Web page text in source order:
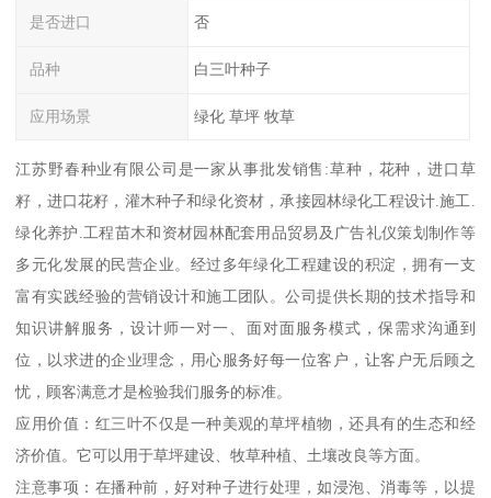
是否进口 否
品种 白三叶种子
应用场景 绿化 草坪 牧草
江苏野春种业有限公司是一家从事批发销售:草种，花种，进口草
籽，进口花籽，灌木种子和绿化资材，承接园林绿化工程设计.施工.
绿化养护.工程苗木和资材园林配套用品贸易及广告礼仪策划制作等
多元化发展的民营企业。经过多年绿化工程建设的积淀，拥有一支
富有实践经验的营销设计和施工团队。公司提供长期的技术指导和
知识讲解服务，设计师一对一、面对面服务模式，保需求沟通到
位，以求进的企业理念，用心服务好每一位客户，让客户无后顾之
忧，顾客满意才是检验我们服务的标准。
应用价值：红三叶不仅是一种美观的草坪植物，还具有的生态和经
济价值。它可以用于草坪建设、牧草种植、土壤改良等方面。
注意事项：在播种前，好对种子进行处理，如浸泡、消毒等，以提